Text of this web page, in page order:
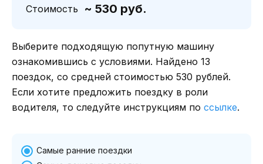
Стоимость ~ 530 руб.
Выберите подходящую попутную машину
ознакомившись с условиями. Найдено 13
поездок, со средней стоимостью 530 рублей.
Если хотите предложить поездку в роли
водителя, то следуйте инструкциям по ссылке.
Самые ранние поездки